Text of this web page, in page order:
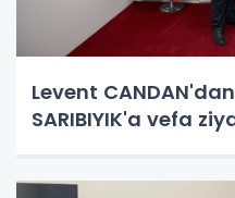
Levent
SARIBIYIK'a vefa